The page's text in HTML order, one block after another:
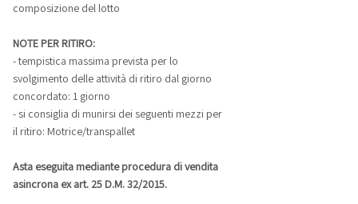
composizione del lotto
NOTE PER RITIRO:
- tempistica massima prevista per lo
svolgimento delle attività di ritiro dal giorno
concordato: 1 giorno
- si consiglia di munirsi dei seguenti mezzi per
il ritiro: Motrice/transpallet
Asta eseguita mediante procedura di vendita
asincrona ex art. 25 D.M. 32/2015.